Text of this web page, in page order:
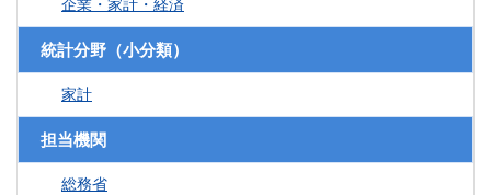
企業・家計・経済
統計分野（小分類）
家計
担当機関
総務省